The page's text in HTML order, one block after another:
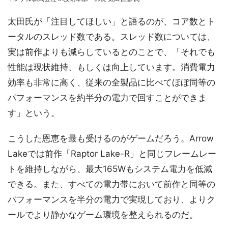
太田氏が「注目してほしい」と語るのが、コア数とト
ータルのスレッド数である。スレッド数については、
実は前作よりも減らしているとのことで、「それでも
性能は現状維持、もしくは向上しています。消費電力
効率も非常に高く、従来の全製品に比べてほぼ同等の
パフォーマンスを約半分の電力で回すことができま
す」という。
こうした恩恵を最も受けるのがゲームだろう。Arrow
Lakeでは前作「Raptor Lake-R」と同じフレームレー
トを維持しながら、最大165Wもシステム電力を低減
できる。また、すべての電力帯において前作と同等の
パフォーマンスを半分の電力で実現しており、よりク
ールでより静かなゲーム環境を整えられるのだ。